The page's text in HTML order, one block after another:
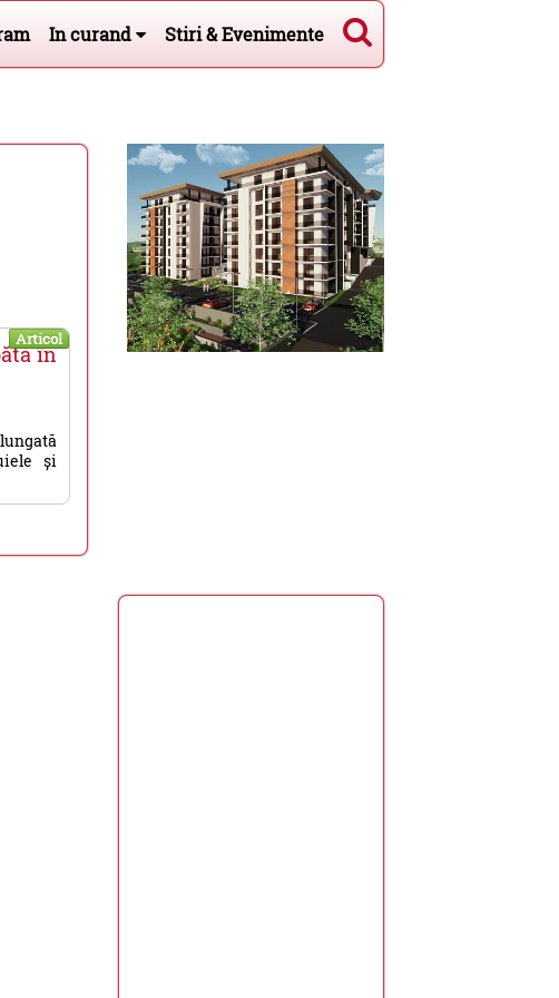
In curand Stiri & Evenimente
Articol
în
și